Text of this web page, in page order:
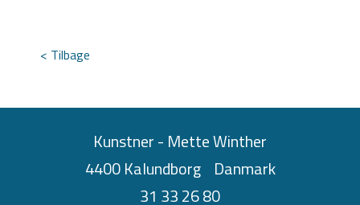
< Tilbage
Kunstner - Mette Winther
4400 Kalundborg Danmark
31 33 26 80